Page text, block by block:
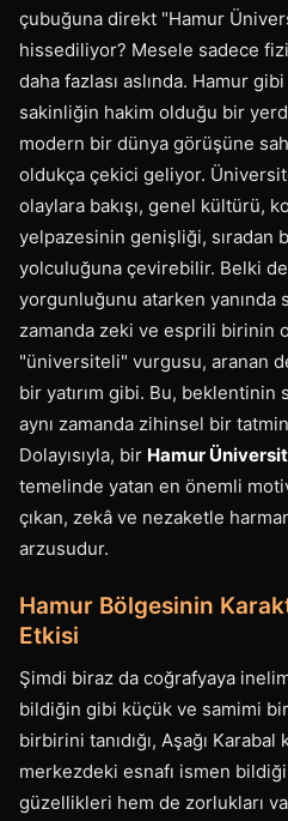
çubuğuna direkt "Hamur
hissediliyor? Mesele sadece
daha fazlası aslında. Hamur
sakinliğin hakim olduğu bir
modern bir dünya görüşüne
oldukça çekici geliyor.
olaylara bakışı, genel kültürü,
yelpazesinin genişliği, sıradan
yolculuğuna çevirebilir. Belki
yorgunluğunu atarken yanında
zamanda zeki ve esprili birinin
"üniversiteli" vurgusu, aranan
bir yatırım gibi. Bu, beklentinin
aynı zamanda zihinsel bir
Dolayısıyla, bir Hamur
temelinde yatan en önemli
çıkan, zekâ ve nezaketle
arzusudur.
Hamur Bölgesinin
Etkisi
Şimdi biraz da coğrafyaya
bildiğin gibi küçük ve samimi
birbirini tanıdığı, Aşağı
merkezdeki esnafı ismen
güzellikleri hem de zorlukları